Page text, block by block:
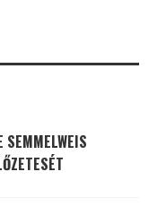
SEMMELWEIS